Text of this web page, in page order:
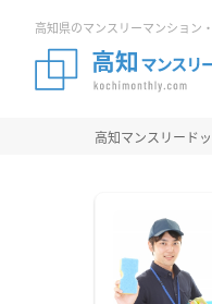
高知県のマンスリーマンション
高知マンスリード